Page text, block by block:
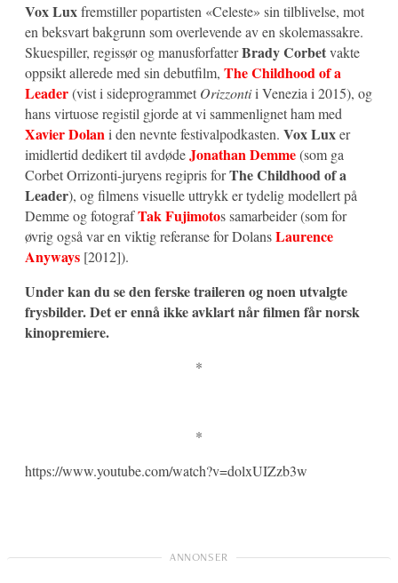
Vox Luxfremstiller popartisten «Celeste» sin tilblivelse, mot
en beksvart bakgrunn som overlevende av en skolemassakre.
Skuespiller, regissør og manusforfatterBrady Corbetvakte
oppsikt allerede med sin debutfilm, The Childhood of a
Leader(vist i sideprogrammet Orizzontii Venezia i 2015), og
hans virtuose registil gjorde at vi sammenlignet ham med
Xavier Dolani den nevnte festivalpodkasten. Vox Luxer
imidlertid dedikert til avdødeJonathan Demme(som ga
Corbet Orrizonti-juryens regipris forThe Childhood of a
Leader), og filmens visuelle uttrykk er tydelig modellert på
Demme og fotografTak Fujimotos samarbeider (som for
øvrig også var en viktig referanse for DolansLaurence
Anyways [2012]).
Under kan du se den ferske traileren og noen utvalgte
frysbilder. Det er ennå ikke avklart når filmen får norsk
kinopremiere.
*
*
https://www.youtube.com/watch?v=dolxUIZzb3w